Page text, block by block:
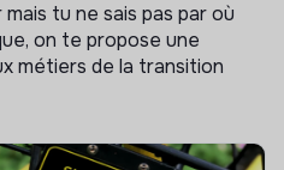
tu ne sais pas par où
on te propose une
métiers de la transition